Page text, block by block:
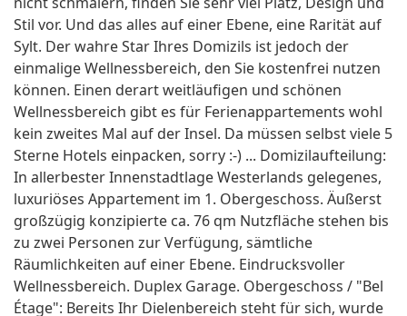
Stil vor. Und das alles auf einer Ebene, eine Rarität auf
Sylt. Der wahre Star Ihres Domizils ist jedoch der
einmalige Wellnessbereich, den Sie kostenfrei nutzen
können. Einen derart weitläufigen und schönen
Wellnessbereich gibt es für Ferienappartements wohl
kein zweites Mal auf der Insel. Da müssen selbst viele 5
Sterne Hotels einpacken, sorry :-) ... Domizilaufteilung:
In allerbester Innenstadtlage Westerlands gelegenes,
luxuriöses Appartement im 1. Obergeschoss. Äußerst
großzügig konzipierte ca. 76 qm Nutzfläche stehen bis
zu zwei Personen zur Verfügung, sämtliche
Räumlichkeiten auf einer Ebene. Eindrucksvoller
Wellnessbereich. Duplex Garage. Obergeschoss / "Bel
Étage": Bereits Ihr Dielenbereich steht für sich, wurde